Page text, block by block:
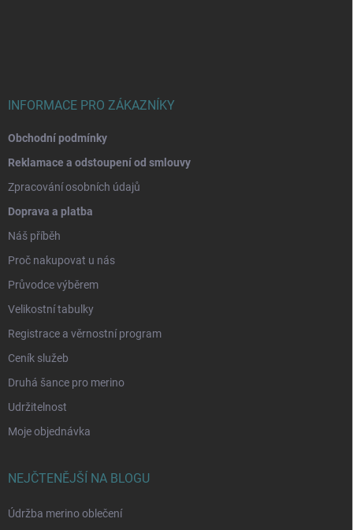
INFORMACE PRO ZÁKAZNÍKY
Obchodní podmínky
Reklamace a odstoupení od smlouvy
Zpracování osobních údajů
Doprava a platba
Náš příběh
Proč nakupovat u nás
Průvodce výběrem
Velikostní tabulky
Registrace a věrnostní program
Ceník služeb
Druhá šance pro merino
Udržitelnost
Moje objednávka
NEJČTENĚJŠÍ NA BLOGU
Údržba merino oblečení